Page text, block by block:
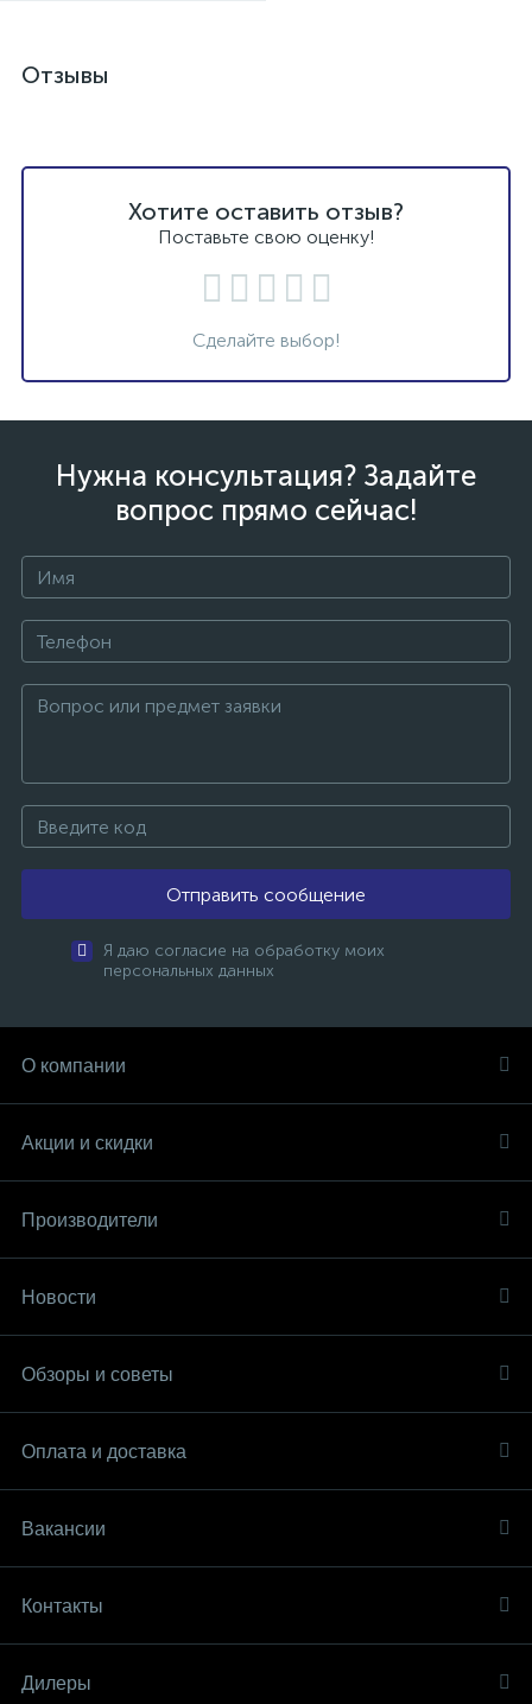
Отзывы
Хотите оставить отзыв?
Поставьте свою оценку!
Сделайте выбор!
Нужна консультация? Задайте
вопрос прямо сейчас!
Отправить сообщение
Я даю согласие на обработку моих
персональных данных
О компании
Акции и скидки
Производители
Новости
Обзоры и советы
Оплата и доставка
Вакансии
Контакты
Дилеры